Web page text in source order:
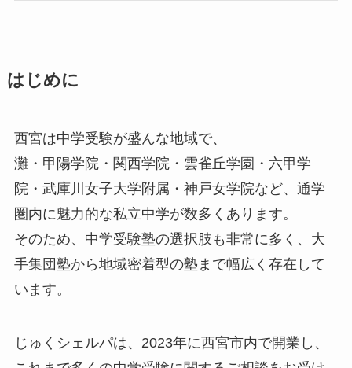
はじめに
西宮は中学受験が盛んな地域で、
灘・甲陽学院・関西学院・雲雀丘学園・六甲学
院・武庫川女子大学附属・神戸女学院など、通学
圏内に魅力的な私立中学が数多くあります。
そのため、中学受験塾の選択肢も非常に多く、大
手集団塾から地域密着型の塾まで幅広く存在して
います。
じゅくシェルパは、2023年に西宮市内で開業し、